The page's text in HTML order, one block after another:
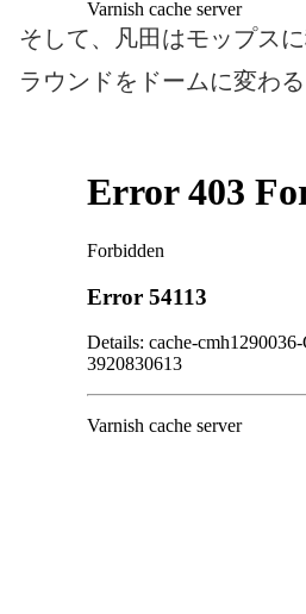
そして、凡田はモップス
ラウンドをドームに変わる